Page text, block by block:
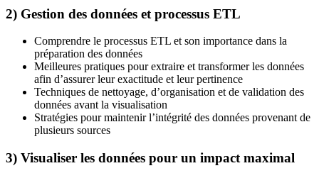
2) Gestion des données et processus ETL
Comprendre le processus ETL et son importance dans la
préparation des données
Meilleures pratiques pour extraire et transformer les données
afin d’assurer leur exactitude et leur pertinence
Techniques de nettoyage, d’organisation et de validation des
données avant la visualisation
Stratégies pour maintenir l’intégrité des données provenant de
plusieurs sources
3) Visualiser les données pour un impact maximal